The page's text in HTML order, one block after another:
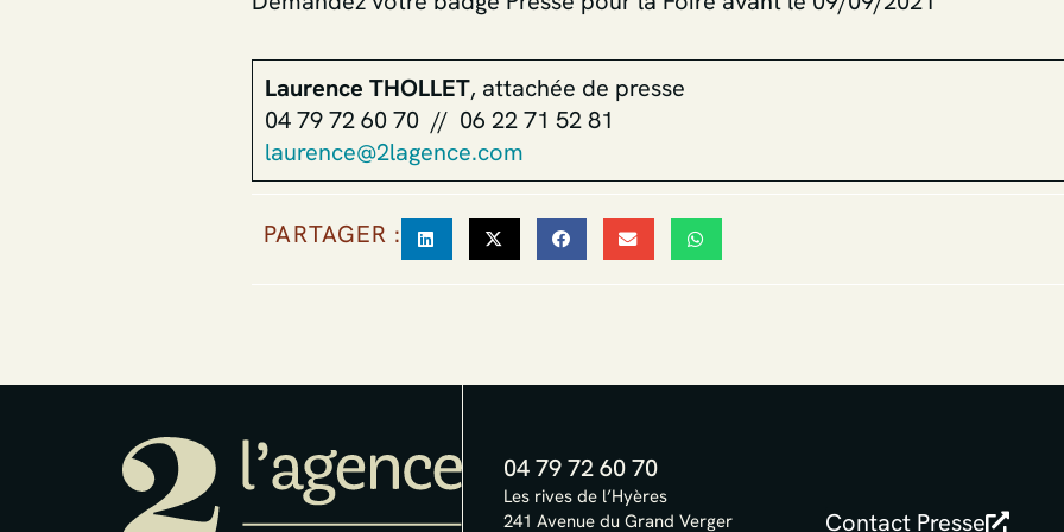
Laurence THOLLET, attachée de presse
04 79 72 60 70 // 06 22 71 52 81
laurence@2lagence.com
PARTAGER :
04 79 72 60 70
Les rives de l’Hyères
241 Avenue du Grand Verger
Contact Presse